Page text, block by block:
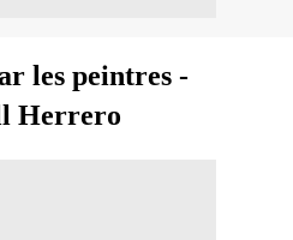
les peintres -
Herrero